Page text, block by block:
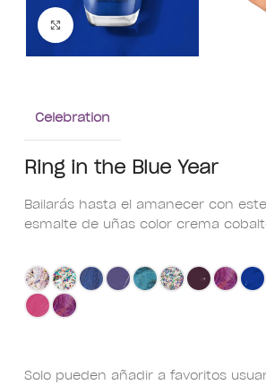
Clic para ampliar
Celebration
Ring in the Blue Year
Bailarás hasta el amanecer con
esmalte de uñas color crema
Solo pueden añadir a favoritos